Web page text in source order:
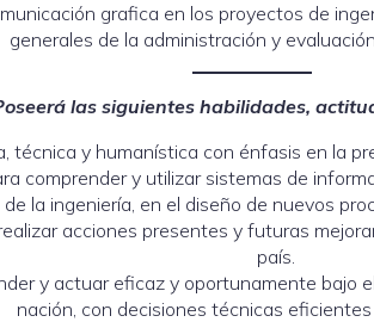
grafica en los proyectos de
generales de la administración y
las siguientes habilidades,
técnica y humanística con énfasis en la
comprender y utilizar sistemas de
la ingeniería, en el diseño de nuevos
acciones presentes y futuras
país.
y actuar eficaz y oportunamente bajo
nación, con decisiones técnicas